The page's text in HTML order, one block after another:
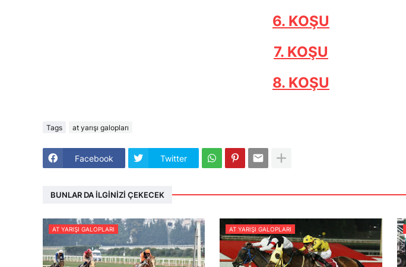
6. KOŞU
7. KOŞU
8. KOŞU
Tags at yarışı galopları
Facebook Twitter
BUNLAR DA İLGINIZI ÇEKECEK
AT YARIŞI GALOPLARI AT YARIŞI GALOPLARI